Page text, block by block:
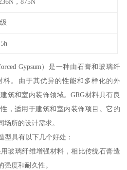
Gypsum）是一种由石膏和玻璃纤
料。由于其优异的性能和多样化的外
筑和室内装饰领域。GRG材料具有良
，适用于建筑和室内装饰项目。它的
所的设计需求。
型具有以下几个好处：
玻璃纤维增强材料，相比传统石膏造
度和耐久性。